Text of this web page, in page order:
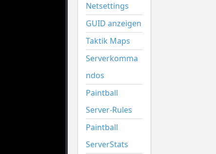
Netsettings
GUID anzeigen
Taktik Maps
Serverkomma
ndos
Paintball
Server-Rules
Paintball
ServerStats